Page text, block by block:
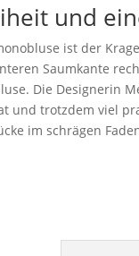
und
ist der
Saumkante
Die Designerin
und trotzdem viel
im schrägen